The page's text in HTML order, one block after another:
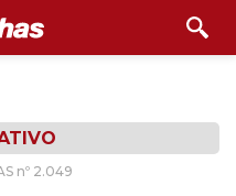
nº 2.049